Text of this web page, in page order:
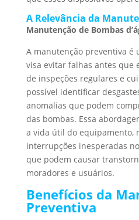
A Relevância da
Manutenção de Bombas
A manutenção preventiva é
visa evitar falhas antes que
de inspeções regulares e
possível identificar
anomalias que podem
das bombas. Essa
a vida útil do equipamento,
interrupções inesperadas
que podem causar
moradores e usuários.
Benefícios da
Preventiva